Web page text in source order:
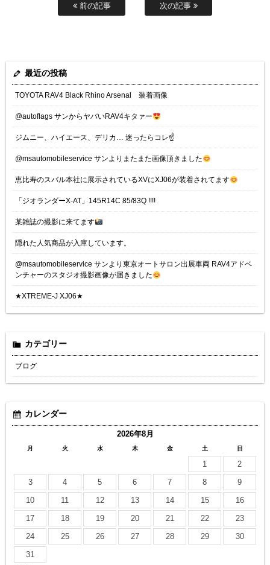
前の記事 次の記事
最近の投稿
TOYOTA RAV4 Black Rhino Arsenal 装着画像
@autoflags サンからヤバいRAV4キタァー
ジムニー、ハイエース、デリカ… 迷ったらコレ☝️
@msautomobileservice サンよりまたまた画像頂きました
恵比寿のスバル本社に展示されているXVにXJ06が装着されてます
「ジオランダーX-AT」145R14C 85/83Q !!!!
某雑誌の撮影に来てます
隠れた人気商品が入庫しています。
@msautomobileservice サンより東京オートサロン出展車両 RAV4アドベ
ンチャーのスタジオ撮影画像が届きました
★XTREME-J XJ06★
カテゴリー
ブログ
カレンダー
2026年8月
月 火 水 木 金 土 日
1
2
3
4 5 6 7 8
9
10
11 12 13 14 15
16
17
18 19 20 21 22
23
24
25 26 27 28 29
30
31